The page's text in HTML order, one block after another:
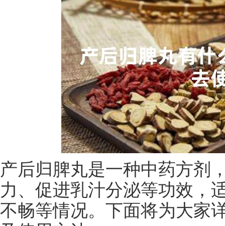
产后归脾丸是一种中药方剂
力、促进乳汁分泌等功效，
不畅等情况。下面将为大家